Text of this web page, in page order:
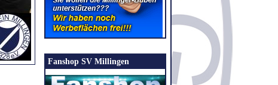
Fanshop SV Millingen